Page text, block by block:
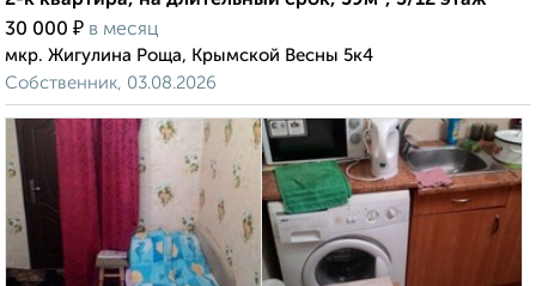
30 000 ₽ в месяц
мкр. Жигулина Роща, Крымской Весны 5к4
Собственник, 03.08.2026